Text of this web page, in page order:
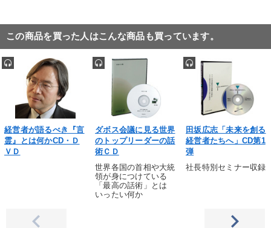
この商品を買った人はこんな商品も買っています。
経営者が語るべき『言
霊』とは何かCD・Ｄ
ＶＤ
ダボス会議に見る世界
のトップリーダーの話
術ＣＤ
世界各国の首相や大統
領が身につけている
「最高の話術」とは
いったい何か
田坂広志「未来を創る
経営者たちへ」CD第1
弾
社長特別セミナー収録